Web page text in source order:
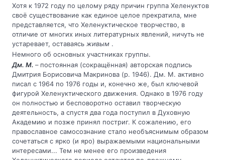
Хотя к 1972 году по целому ряду причин группа Хеленуктов
своё существование как единое целое прекратила, мне
представляется, что Хеленуктическое творчество, в
отличие от многих иных литературных явлений, ничуть не
устаревает, оставаясь живым .
Немного об основных участниках группы.
Дм. М. – постоянная (сокращённая) авторская подпись
Дмитрия Борисовича Макринова (р. 1946). Дм. М. активно
писал с 1964 по 1976 годы и, конечно же, был ключевой
фигурой Хеленуктического движения. Однако в 1976 году
он полностью и бесповоротно оставил творческую
деятельность, а спустя два года поступил в Духовную
Академию и позже принял постриг. К сожалению, его
православное самосознание стало необъяснимым образом
сочетаться с ярко (и яро) выражаемыми национальными
интересами... Тем не менее его произведения